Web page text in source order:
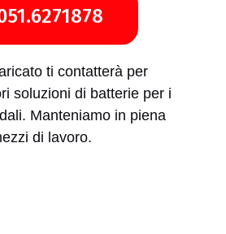
ti contatterà per
soluzioni di batterie per i
Manteniamo in piena
di lavoro.